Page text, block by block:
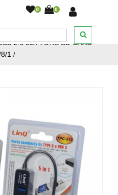
0 0
/Accessori/TPC-512
2.0 LETTORE SD CARD
1 /